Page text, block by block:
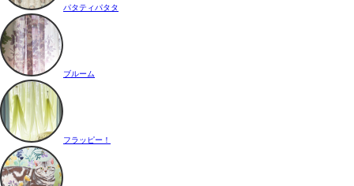
パタティパタタ
ブルーム
フラッピー！